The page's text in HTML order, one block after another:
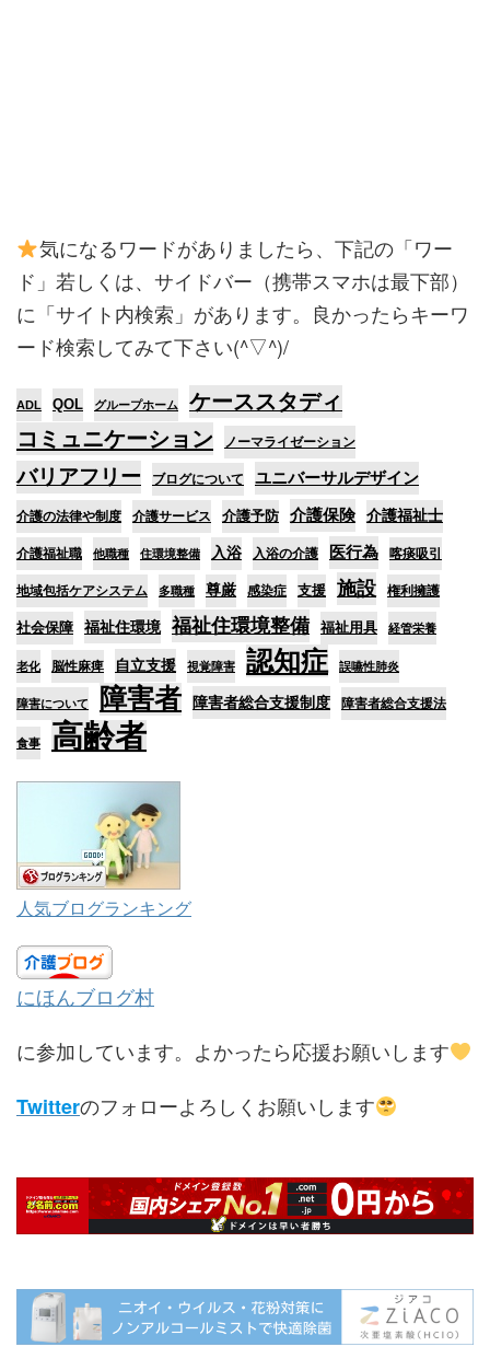
気になるワードがありましたら、下記の「ワー
ド」若しくは、サイドバー（携帯スマホは最下部）
に「サイト内検索」があります。良かったらキーワ
ード検索してみて下さい(^▽^)/
ADL QOL グループホーム
ケーススタディ
コミュニケーション
ノーマライゼーション
バリアフリー ブログについて ユニバーサルデザイン
介護の法律や制度 介護サービス 介護予防 介護保険 介護福祉士
介護福祉職 他職種 住環境整備 入浴 入浴の介護 医行為 喀痰吸引
地域包括ケアシステム 多職種 尊厳 感染症 支援 施設 権利擁護
社会保障 福祉住環境 福祉住環境整備 福祉用具 経管栄養
老化 脳性麻痺 自立支援 視覚障害 認知症 誤嚥性肺炎
障害について 障害者 障害者総合支援制度 障害者総合支援法
食事 高齢者
人気ブログランキング
にほんブログ村
に参加しています。よかったら応援お願いします
Twitterのフォローよろしくお願いします